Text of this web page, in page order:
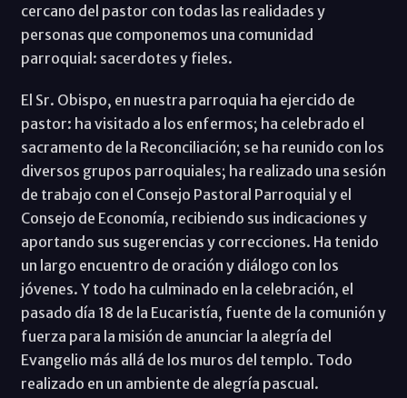
cercano del pastor con todas las realidades y
personas que componemos una comunidad
parroquial: sacerdotes y fieles.
El Sr. Obispo, en nuestra parroquia ha ejercido de
pastor: ha visitado a los enfermos; ha celebrado el
sacramento de la Reconciliación; se ha reunido con los
diversos grupos parroquiales; ha realizado una sesión
de trabajo con el Consejo Pastoral Parroquial y el
Consejo de Economía, recibiendo sus indicaciones y
aportando sus sugerencias y correcciones. Ha tenido
un largo encuentro de oración y diálogo con los
jóvenes. Y todo ha culminado en la celebración, el
pasado día 18 de la Eucaristía, fuente de la comunión y
fuerza para la misión de anunciar la alegría del
Evangelio más allá de los muros del templo. Todo
realizado en un ambiente de alegría pascual.